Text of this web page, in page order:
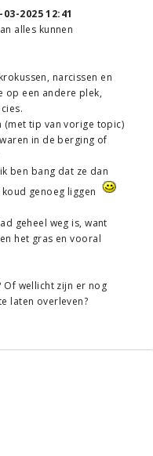
03-2025 12:41
alles kunnen
narcissen en
op een andere plek,
(met tip van vorige topic)
in de berging of
ben bang dat ze dan
genoeg liggen
geheel weg is, want
het gras en vooral
Of wellicht zijn er nog
laten overleven?